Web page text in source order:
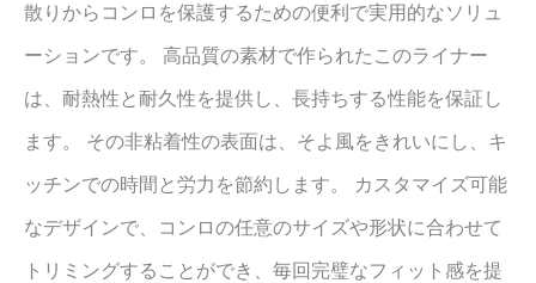
散りからコンロを保護するための便利で実用的なソリュ
ーションです。 高品質の素材で作られたこのライナー
は、耐熱性と耐久性を提供し、長持ちする性能を保証し
ます。 その非粘着性の表面は、そよ風をきれいにし、キ
ッチンでの時間と労力を節約します。 カスタマイズ可能
なデザインで、コンロの任意のサイズや形状に合わせて
トリミングすることができ、毎回完璧なフィット感を提